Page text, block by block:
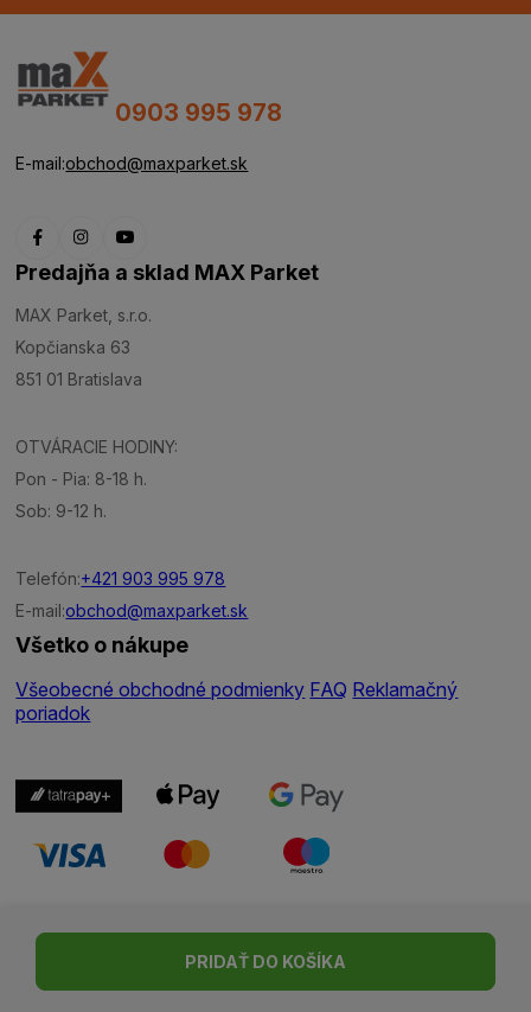
PRIDAŤ DO KOŠÍKA
0903 995 978
E-mail:obchod@maxparket.sk
Predajňa a sklad MAX Parket
MAX Parket, s.r.o.
Kopčianska 63
851 01 Bratislava
OTVÁRACIE HODINY:
Pon - Pia: 8-18 h.
Sob: 9-12 h.
Telefón:+421 903 995 978
E-mail:obchod@maxparket.sk
Všetko o nákupe
Všeobecné obchodné podmienky FAQ Reklamačný
poriadok
| © Všetky práva vyhradené | Made with ♥
byMadviso